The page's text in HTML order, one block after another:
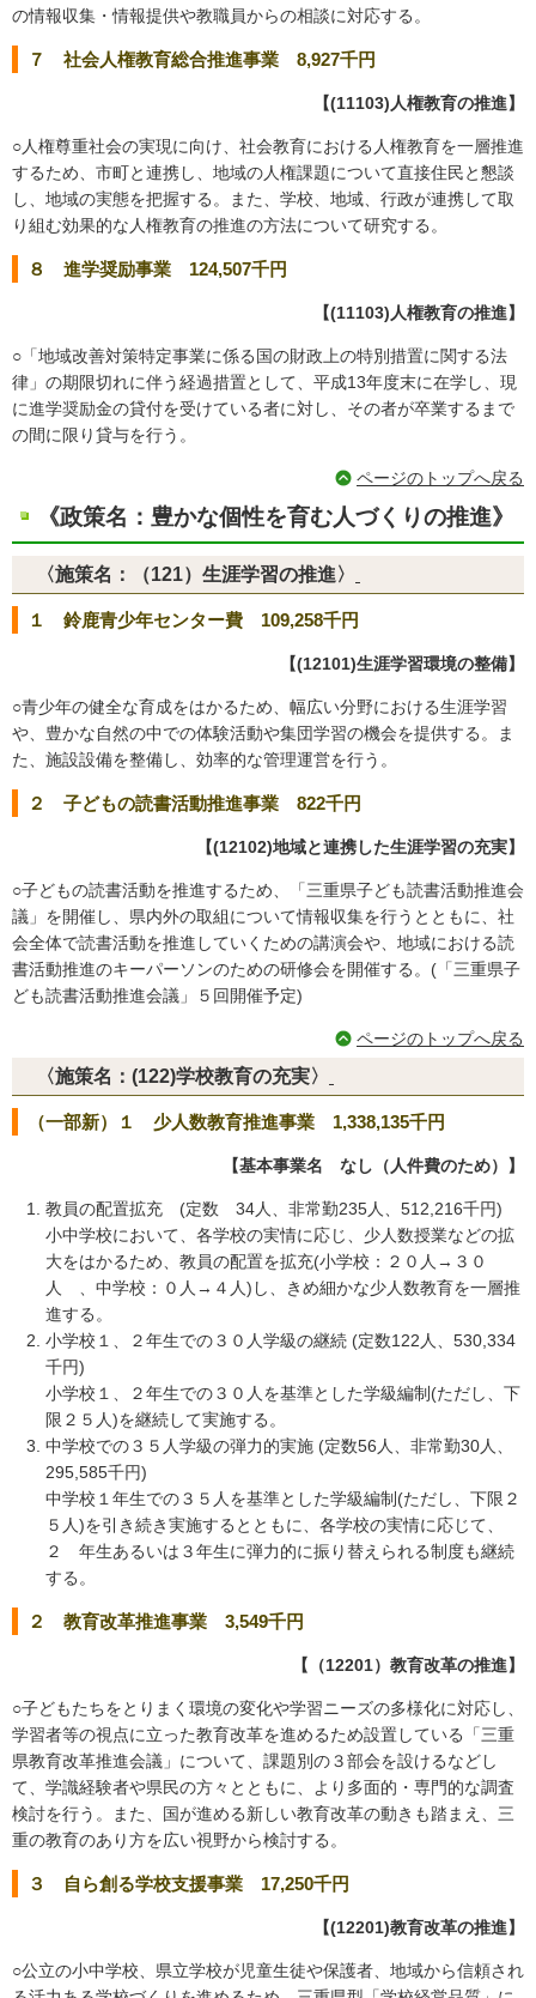
の情報収集・情報提供や教職員からの相談に対応する。
７ 社会人権教育総合推進事業 8,927千円
【(11103)人権教育の推進】
○人権尊重社会の実現に向け、社会教育における人権教育を一層推進
するため、市町と連携し、地域の人権課題について直接住民と懇談
し、地域の実態を把握する。また、学校、地域、行政が連携して取
り組む効果的な人権教育の推進の方法について研究する。
８ 進学奨励事業 124,507千円
【(11103)人権教育の推進】
○「地域改善対策特定事業に係る国の財政上の特別措置に関する法
律」の期限切れに伴う経過措置として、平成13年度末に在学し、現
に進学奨励金の貸付を受けている者に対し、その者が卒業するまで
の間に限り貸与を行う。
ページのトップへ戻る
《政策名：豊かな個性を育む人づくりの推進》
〈施策名：（121）生涯学習の推進〉
１ 鈴鹿青少年センター費 109,258千円
【(12101)生涯学習環境の整備】
○青少年の健全な育成をはかるため、幅広い分野における生涯学習
や、豊かな自然の中での体験活動や集団学習の機会を提供する。ま
た、施設設備を整備し、効率的な管理運営を行う。
２ 子どもの読書活動推進事業 822千円
【(12102)地域と連携した生涯学習の充実】
○子どもの読書活動を推進するため、「三重県子ども読書活動推進会
議」を開催し、県内外の取組について情報収集を行うとともに、社
会全体で読書活動を推進していくための講演会や、地域における読
書活動推進のキーパーソンのための研修会を開催する。(「三重県子
ども読書活動推進会議」５回開催予定)
ページのトップへ戻る
〈施策名：(122)学校教育の充実〉
（一部新）１ 少人数教育推進事業 1,338,135千円
【基本事業名 なし（人件費のため）】
教員の配置拡充 (定数 34人、非常勤235人、512,216千円)
小中学校において、各学校の実情に応じ、少人数授業などの拡
大をはかるため、教員の配置を拡充(小学校：２０人→３０
人 、中学校：０人→４人)し、きめ細かな少人数教育を一層推
進する。
小学校１、２年生での３０人学級の継続 (定数122人、530,334
千円)
小学校１、２年生での３０人を基準とした学級編制(ただし、下
限２５人)を継続して実施する。
中学校での３５人学級の弾力的実施 (定数56人、非常勤30人、
295,585千円)
中学校１年生での３５人を基準とした学級編制(ただし、下限２
５人)を引き続き実施するとともに、各学校の実情に応じて、
２ 年生あるいは３年生に弾力的に振り替えられる制度も継続
する。
２ 教育改革推進事業 3,549千円
【（12201）教育改革の推進】
○子どもたちをとりまく環境の変化や学習ニーズの多様化に対応し、
学習者等の視点に立った教育改革を進めるため設置している「三重
県教育改革推進会議」について、課題別の３部会を設けるなどし
て、学識経験者や県民の方々とともに、より多面的・専門的な調査
検討を行う。また、国が進める新しい教育改革の動きも踏まえ、三
重の教育のあり方を広い視野から検討する。
３ 自ら創る学校支援事業 17,250千円
【(12201)教育改革の推進】
○公立の小中学校、県立学校が児童生徒や保護者、地域から信頼され